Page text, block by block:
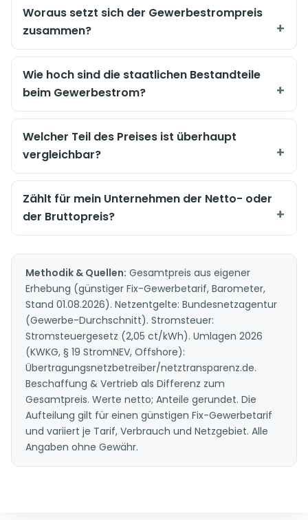
Woraus setzt sich der Gewerbestrompreis
zusammen?
Wie hoch sind die staatlichen Bestandteile
beim Gewerbestrom?
Welcher Teil des Preises ist überhaupt
vergleichbar?
Zählt für mein Unternehmen der Netto- oder
der Bruttopreis?
Methodik & Quellen: Gesamtpreis aus eigener
Erhebung (günstiger Fix-Gewerbetarif, Barometer,
Stand 01.08.2026). Netzentgelte: Bundesnetzagentur
(Gewerbe-Durchschnitt). Stromsteuer:
Stromsteuergesetz (2,05 ct/kWh). Umlagen 2026
(KWKG, § 19 StromNEV, Offshore):
Übertragungsnetzbetreiber/netztransparenz.de.
Beschaffung & Vertrieb als Differenz zum
Gesamtpreis. Werte netto; Anteile gerundet. Die
Aufteilung gilt für einen günstigen Fix-Gewerbetarif
und variiert je Tarif, Verbrauch und Netzgebiet. Alle
Angaben ohne Gewähr.